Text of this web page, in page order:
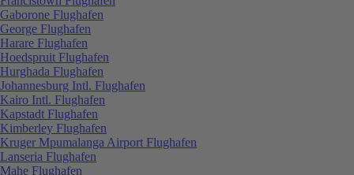
Gaborone Flughafen
George Flughafen
Harare Flughafen
Hoedspruit Flughafen
Hurghada Flughafen
Johannesburg Intl. Flughafen
Kairo Intl. Flughafen
Kapstadt Flughafen
Kimberley Flughafen
Kruger Mpumalanga Airport Flughafen
Lanseria Flughafen
Mahe Flughafen